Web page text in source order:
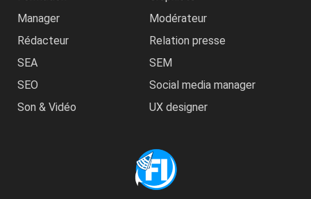
Manager
Modérateur
Rédacteur
Relation presse
SEA
SEM
SEO
Social media manager
Son & Vidéo
UX designer